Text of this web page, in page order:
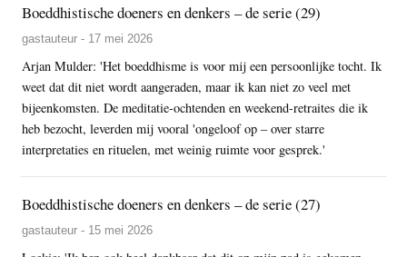
Boeddhistische doeners en denkers – de serie (29)
gastauteur - 17 mei 2026
Arjan Mulder: 'Het boeddhisme is voor mij een persoonlijke tocht. Ik
weet dat dit niet wordt aangeraden, maar ik kan niet zo veel met
bijeenkomsten. De meditatie-ochtenden en weekend-retraites die ik
heb bezocht, leverden mij vooral 'ongeloof op – over starre
interpretaties en rituelen, met weinig ruimte voor gesprek.'
Boeddhistische doeners en denkers – de serie (27)
gastauteur - 15 mei 2026